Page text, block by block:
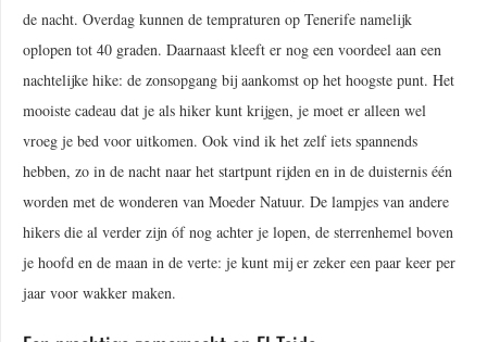
de nacht. Overdag kunnen de tempraturen op Tenerife namelijk
oplopen tot 40 graden. Daarnaast kleeft er nog een voordeel aan een
nachtelijke hike: de zonsopgang bij aankomst op het hoogste punt. Het
mooiste cadeau dat je als hiker kunt krijgen, je moet er alleen wel
vroeg je bed voor uitkomen. Ook vind ik het zelf iets spannends
hebben, zo in de nacht naar het startpunt rijden en in de duisternis één
worden met de wonderen van Moeder Natuur. De lampjes van andere
hikers die al verder zijn óf nog achter je lopen, de sterrenhemel boven
je hoofd en de maan in de verte: je kunt mij er zeker een paar keer per
jaar voor wakker maken.